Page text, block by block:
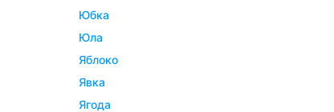
юбка
юла
яблоко
явка
ягода